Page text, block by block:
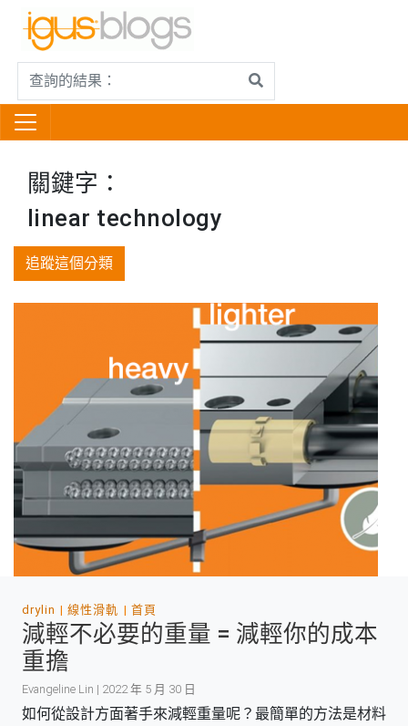
關鍵字：
linear technology
追蹤這個分類
drylin 線性滑軌 首頁
減輕不必要的重量 = 減輕你的成本
重擔
Evangeline Lin | 2022 年 5 月 30 日
如何從設計方面著手來減輕重量呢？最簡單的方法是材料